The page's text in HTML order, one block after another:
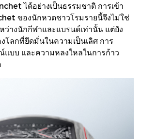
ได้อย่างเป็นธรรมชาติ การเข้า
ของนักหวดชาวโรมรายนี้จึงไม่ใช่
ว่างนักกีฬาและแบรนด์เท่านั้น แต่ยัง
โลกที่ยึดมั่นในความเป็นเลิศ การ
บบ และความหลงใหลในการก้าว